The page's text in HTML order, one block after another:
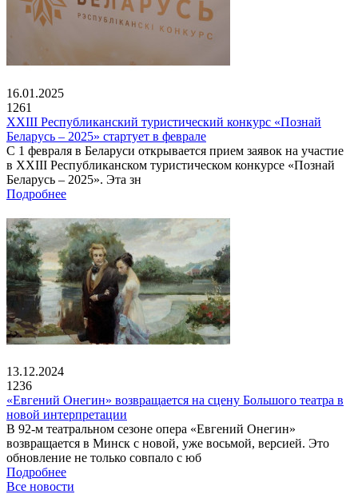
16.01.2025
1261
XXIII Республиканский туристический конкурс «Познай
Беларусь – 2025» стартует в феврале
С 1 февраля в Беларуси открывается прием заявок на участие
в XXIII Республиканском туристическом конкурсе «Познай
Беларусь – 2025». Эта зн
Подробнее
13.12.2024
1236
«Евгений Онегин» возвращается на сцену Большого театра в
новой интерпретации
В 92-м театральном сезоне опера «Евгений Онегин»
возвращается в Минск с новой, уже восьмой, версией. Это
обновление не только совпало с юб
Подробнее
Все новости